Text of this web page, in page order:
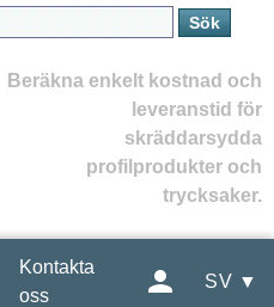
Beräkna enkelt kostnad och
leveranstid för
skräddarsydda
profilprodukter och
trycksaker.
Kontakta
oss
SV ▼